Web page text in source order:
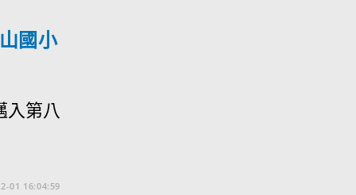
國小
入第八
01 16:04:59